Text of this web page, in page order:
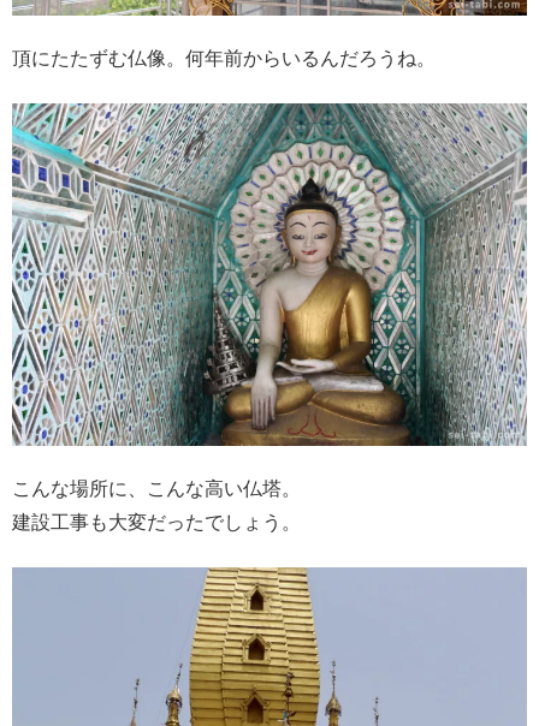
頂にたたずむ仏像。何年前からいるんだろうね。
こんな場所に、こんな高い仏塔。
建設工事も大変だったでしょう。